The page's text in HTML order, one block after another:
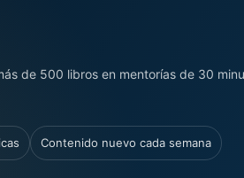
de 500 libros en mentorías de 30
Contenido nuevo cada semana